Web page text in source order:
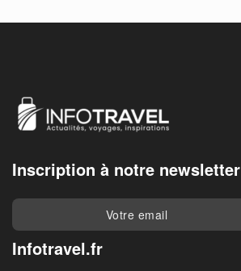
Inscription à notre newsletter
Infotravel.fr